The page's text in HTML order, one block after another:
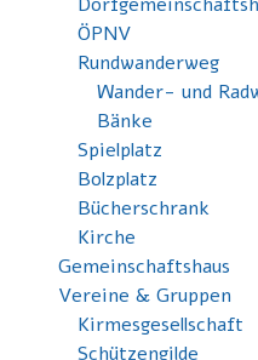
ÖPNV
Rundwanderweg
Wander- und
Bänke
Spielplatz
Bolzplatz
Bücherschrank
Kirche
Gemeinschaftshaus
Vereine & Gruppen
Kirmesgesellschaft
Schützengilde